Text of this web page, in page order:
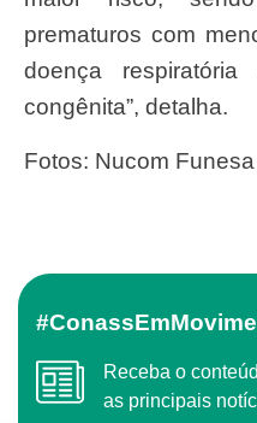
prematuros com
doença
congênita”, detalha.
Fotos: Nucom Funesa
Receba o conteúdo semanal do Conass com
as principais